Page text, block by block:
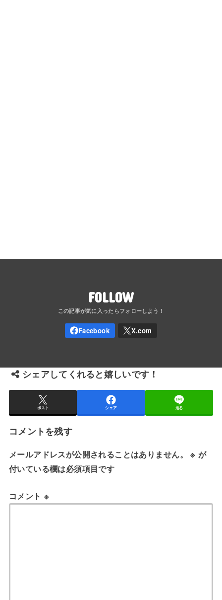
FOLLOW
シェアしてくれると嬉しいです！
ポスト シェア 送る
コメントを残す
メールアドレスが公開されることはありません。 ※ が
付いている欄は必須項目です
コメント ※